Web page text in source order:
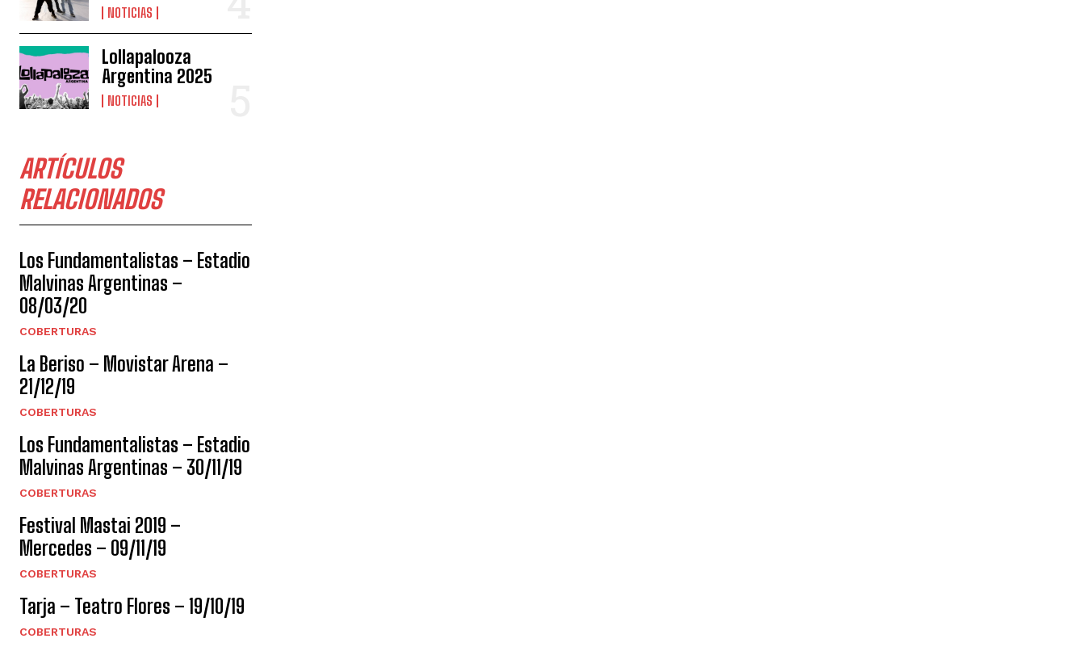
NOTICIAS
Lollapalooza
Argentina 2025
NOTICIAS
ARTÍCULOS
RELACIONADOS
Los Fundamentalistas – Estadio
Malvinas Argentinas –
08/03/20
COBERTURAS
La Beriso – Movistar Arena –
21/12/19
COBERTURAS
Los Fundamentalistas – Estadio
Malvinas Argentinas – 30/11/19
COBERTURAS
Festival Mastai 2019 –
Mercedes – 09/11/19
COBERTURAS
Tarja – Teatro Flores – 19/10/19
COBERTURAS